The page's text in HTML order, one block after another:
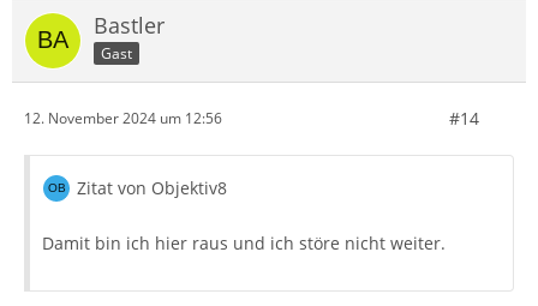
Bastler
Gast
12. November 2024 um 12:56 #14
Zitat von Objektiv8
Damit bin ich hier raus und ich störe nicht weiter.